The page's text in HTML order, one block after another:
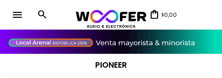
menu $0,00
PIONEER
close